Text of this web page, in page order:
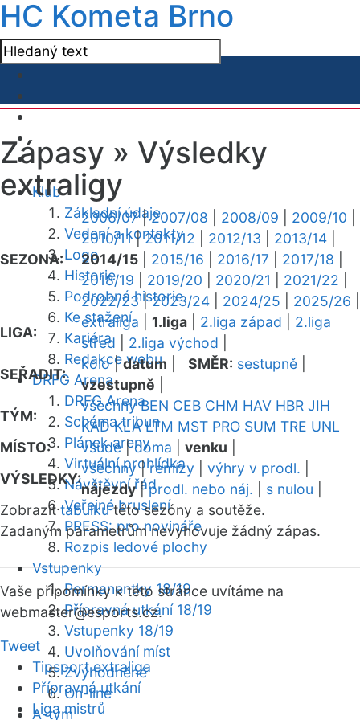
HC Kometa Brno
Klub
Základní údaje
Vedení a kontakty
Logo
Historie
Podrobná historie
Ke stažení
Kariéra
Redakce webu
DRFG Arena
DRFG Arena
Schéma tribun
Plánek areny
Virtuální prohlídka
Návštěvní řád
Veřejné bruslení
PRESS: pro novináře
Rozpis ledové plochy
Vstupenky
Permanentky 18/19
Přípravná utkání 18/19
Vstupenky 18/19
Uvolňování míst
Zvýhodněné
On-line
A-tým
Zápasy » Výsledky
extraligy
SEZONA:
2006/07|2007/08 2008/09 2009/10
2010/11|2011/12 2012/13 2013/14
2014/15
2015/16 2016/17 2017/18
2018/19
2019/20 2020/21 2021/22
2022/23|2023/24 2024/25 2025/26
LIGA:
extraliga 1.liga 2.liga západ
2.liga
střed
2.liga východ
SEŘADIT:
kolo|datum SMĚR: sestupně
vzestupně
TÝM:
všechny BEN CEB CHM HAV HBR JIH
KAD KLA LTM MST PRO SUM TRE UNL
MÍSTO:
všude|doma venku
VÝSLEDKY:
všechny|remízy výhry v prodl.
nájezdy|prodl. nebo náj. s nulou
Zobrazittabulkutéto sezóny a soutěže.
Zadaným parametrům nevyhovuje žádný zápas.
Vaše připomínky k této stránce uvítáme na
webmaster@esports.cz.
Tweet
Tipsport extraliga
Přípravná utkání
Liga mistrů